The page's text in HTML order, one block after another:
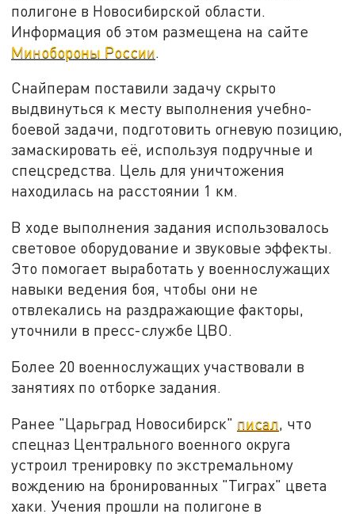
полигоне в Новосибирской области.
Информация об этом размещена на сайте
Минобороны России.
Снайперам поставили задачу скрыто
выдвинуться к месту выполнения учебно-
боевой задачи, подготовить огневую позицию,
замаскировать её, используя подручные и
спецсредства. Цель для уничтожения
находилась на расстоянии 1 км.
В ходе выполнения задания использовалось
световое оборудование и звуковые эффекты.
Это помогает выработать у военнослужащих
навыки ведения боя, чтобы они не
отвлекались на раздражающие факторы,
уточнили в пресс-службе ЦВО.
Более 20 военнослужащих участвовали в
занятиях по отборке задания.
Ранее "Царьград Новосибирск" писал , что
спецназ Центрального военного округа
устроил тренировку по экстремальному
вождению на бронированных "Тиграх" цвета
хаки. Учения прошли на полигоне в